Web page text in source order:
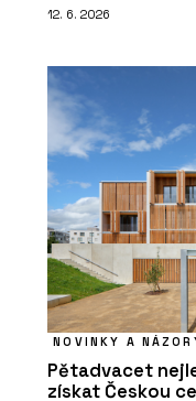
12. 6. 2026
NOVINKY A
Pětadvacet
získat Českou